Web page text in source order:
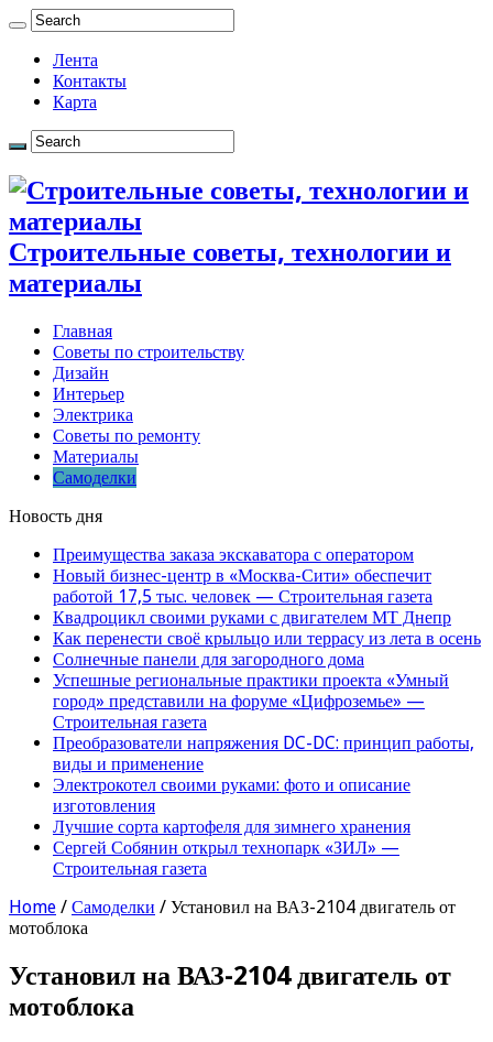
Лента
Контакты
Карта
Строительные советы, технологии и
материалы
Главная
Советы по строительству
Дизайн
Интерьер
Электрика
Советы по ремонту
Материалы
Самоделки
Новость дня
Преимущества заказа экскаватора с оператором
Новый бизнес-центр в «Москва-Сити» обеспечит
работой 17,5 тыс. человек — Строительная газета
Квадроцикл своими руками с двигателем МТ Днепр
Как перенести своё крыльцо или террасу из лета в осень
Солнечные панели для загородного дома
Успешные региональные практики проекта «Умный
город» представили на форуме «Цифроземье» —
Строительная газета
Преобразователи напряжения DC-DC: принцип работы,
виды и применение
Электрокотел своими руками: фото и описание
изготовления
Лучшие сорта картофеля для зимнего хранения
Сергей Собянин открыл технопарк «ЗИЛ» —
Строительная газета
Home / Самоделки / Установил на ВАЗ-2104 двигатель от
мотоблока
Установил на ВАЗ-2104 двигатель от
мотоблока